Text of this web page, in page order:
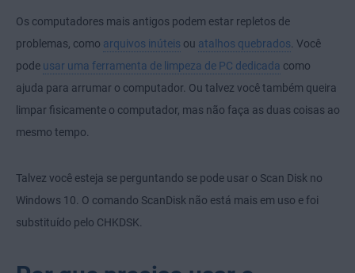
Os computadores mais antigos podem estar repletos de
problemas, como arquivos inúteis ou atalhos quebrados . Você
pode usar uma ferramenta de limpeza de PC dedicada como
ajuda para arrumar o computador. Ou talvez você também queira
limpar fisicamente o computador, mas não faça as duas coisas ao
mesmo tempo.
Talvez você esteja se perguntando se pode usar o Scan Disk no
Windows 10. O comando ScanDisk não está mais em uso e foi
substituído pelo CHKDSK.